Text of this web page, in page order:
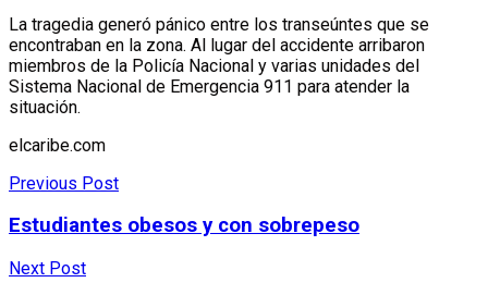
La tragedia generó pánico entre los transeúntes que se
encontraban en la zona. Al lugar del accidente arribaron
miembros de la Policía Nacional y varias unidades del
Sistema Nacional de Emergencia 911 para atender la
situación.
elcaribe.com
Previous Post
Estudiantes obesos y con sobrepeso
Next Post